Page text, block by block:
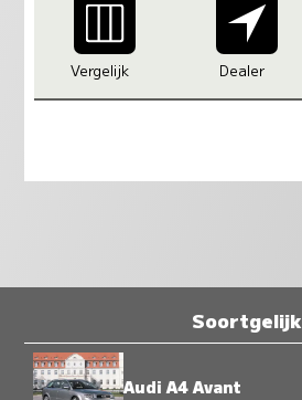
Vergelijk Dealer
Soortgelijk
Audi A4 Avant